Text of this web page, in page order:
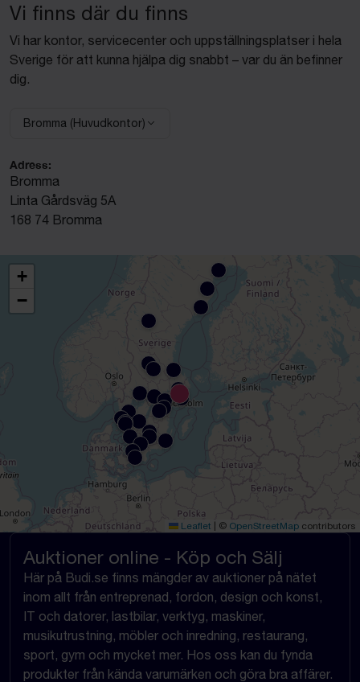
Vi finns där du finns
Vi har kontor, servicecenter och uppställningsplatser i hela
Sverige för att kunna hjälpa dig snabbt – var du än befinner
dig.
Välj anläggning:
Bromma (Huvudkontor)
Adress:
Bromma
Linta Gårdsväg 5A
168 74 Bromma
+
−
Leaflet | © OpenStreetMap contributors
Auktioner online - Köp och Sälj
Här på Budi.se finns mängder av auktioner på nätet
inom allt från entreprenad, fordon, design och konst,
IT och datorer, lastbilar, verktyg, maskiner,
musikutrustning, möbler och inredning, restaurang,
sport, gym och mycket mer. Hos oss kan du fynda
produkter från kända varumärken och göra bra affärer.